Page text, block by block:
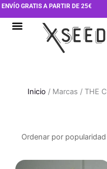
Ir
al
contenido
ENVÍO GRATIS A PARTIR DE 25€
Inicio / Marcas / THE